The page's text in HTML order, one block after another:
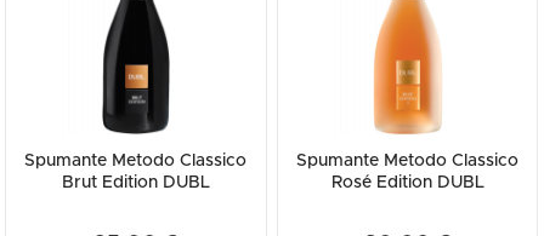
Spumante Metodo Classico
Brut Edition DUBL
Spumante Metodo Classico
Rosé Edition DUBL